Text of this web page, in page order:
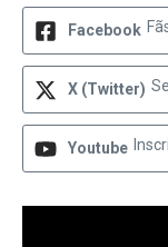
Facebook
X (Twitter)
Youtube